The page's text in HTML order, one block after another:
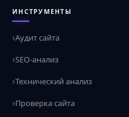
ИНСТРУМЕНТЫ
Аудит сайта
SEO-анализ
Технический анализ
Проверка сайта